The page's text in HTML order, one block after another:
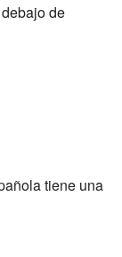
de
tiene una